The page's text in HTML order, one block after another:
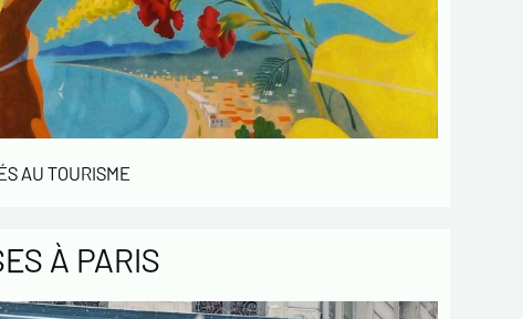
AU TOURISME
À PARIS